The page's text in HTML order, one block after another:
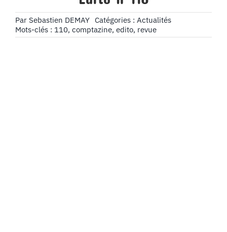
Par Sebastien DEMAY Catégories : Actualités
Mots-clés : 110, comptazine, edito, revue